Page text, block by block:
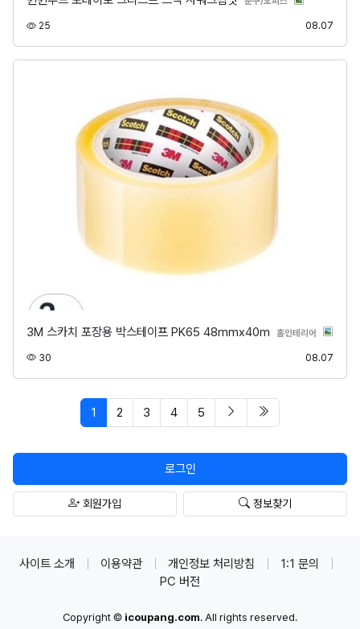
25 08.07
3M 스카치 포장용 박스테이프 PK65 48mmx40m 홈인테리어 분류
30 08.07
1 페이지 현재
2 3 4 5 다음 페이지
로그인
회원가입 정보찾기
사이트 소개 이용약관 개인정보 처리방침
1:1 문의
PC 버전
Copyright ©icoupang.com. All rights reserved.